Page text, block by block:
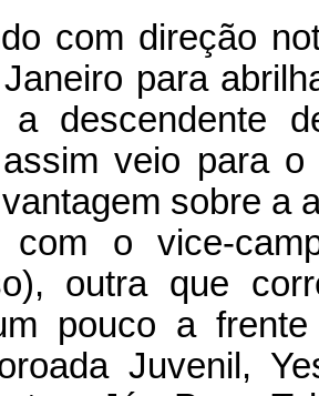
com direção
para
a descendente
veio para
sobre a
o vice-
outra que
pouco a
Juvenil,